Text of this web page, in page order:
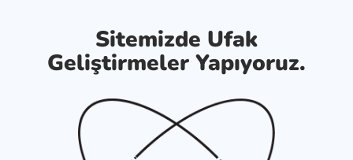
Sitemizde Ufak
Geliştirmeler Yapıyoruz.